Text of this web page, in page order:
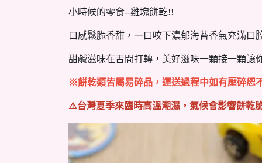
小時候的零食--雞塊餅乾!!
口感鬆脆香甜，一口咬下濃郁海苔香氣充滿口
甜鹹滋味在舌間打轉，美好滋味一顆接一顆讓
※餅乾類皆屬易碎品，運送過程中如有壓碎恕
⚠️台灣夏季來臨時高溫潮濕，氣候會影響餅乾